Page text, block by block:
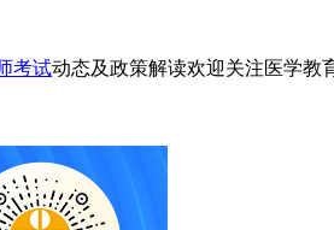
考试动态及政策解读欢迎关注医学教